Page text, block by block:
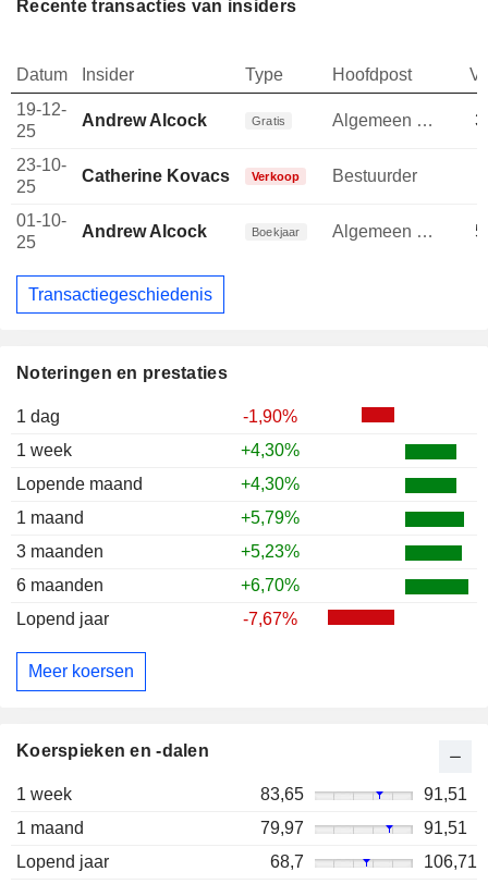
Noteringen en prestaties
1 dag
-1,90%
1 week
+4,30%
Lopende maand
+4,30%
1 maand
+5,79%
3 maanden
+5,23%
6 maanden
+6,70%
Lopend jaar
-7,67%
Meer koersen
Koerspieken en -dalen
1 week 83,65
91,51
1 maand
79,97
91,51
Lopend jaar
68,7
106,71
Recente transacties van insiders
Datum Insider Type Hoofdpost
19-12-
25
Andrew Alcock Gratis Algemeen directeur
23-10-
25
Catherine Kovacs Verkoop Bestuurder
01-10-
25
Andrew Alcock Boekjaar Algemeen directeur
Transactiegeschiedenis